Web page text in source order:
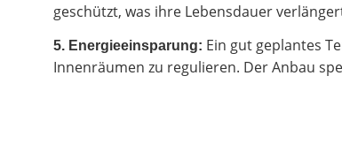
geschützt, was ihre Lebensdauer
5. Energieeinsparung: Ein gut geplantes
Innenräumen zu regulieren. Der Anbau